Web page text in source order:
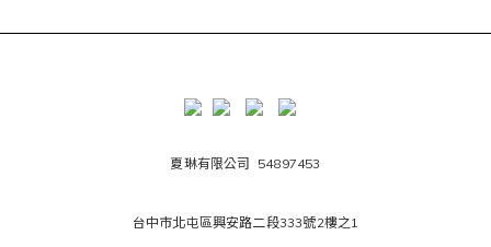
夏琳有限公司 54897453
台中市北屯區興安路二段333號2樓之1